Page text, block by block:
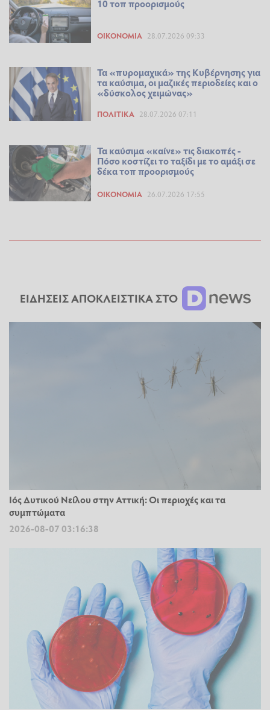
10 τοπ προορισμούς
ΟΙΚΟΝΟΜΊΑ 28.07.2026 09:33
Τα «πυρομαχικά» της Κυβέρνησης για
τα καύσιμα, οι μαζικές περιοδείες και ο
«δύσκολος χειμώνας»
ΠΟΛΙΤΙΚΆ 28.07.2026 07:11
Τα καύσιμα «καίνε» τις διακοπές -
Πόσο κοστίζει το ταξίδι με το αμάξι σε
δέκα τοπ προορισμούς
ΟΙΚΟΝΟΜΊΑ 26.07.2026 17:55
ΕΙΔΗΣΕΙΣ ΑΠΟΚΛΕΙΣΤΙΚΑ ΣΤΟ
Ιός Δυτικού Νείλου στην Αττική: Οι περιοχές και τα
συμπτώματα
2026-08-07 03:16:38